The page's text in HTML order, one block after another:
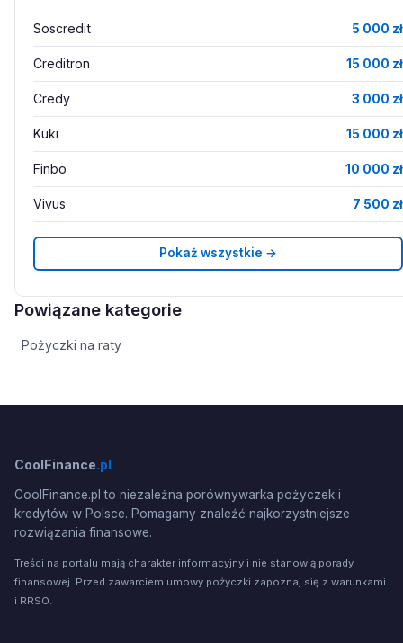
Soscredit 5 000 zł
Creditron 15 000 zł
Credy 3 000 zł
Kuki 15 000 zł
Finbo 10 000 zł
Vivus 7 500 zł
Pokaż wszystkie →
Powiązane kategorie
Pożyczki na raty
CoolFinance.pl
CoolFinance.pl to niezależna porównywarka pożyczek i
kredytów w Polsce. Pomagamy znaleźć najkorzystniejsze
rozwiązania finansowe.
Treści na portalu mają charakter informacyjny i nie stanowią porady
finansowej. Przed zawarciem umowy pożyczki zapoznaj się z warunkami
i RRSO.